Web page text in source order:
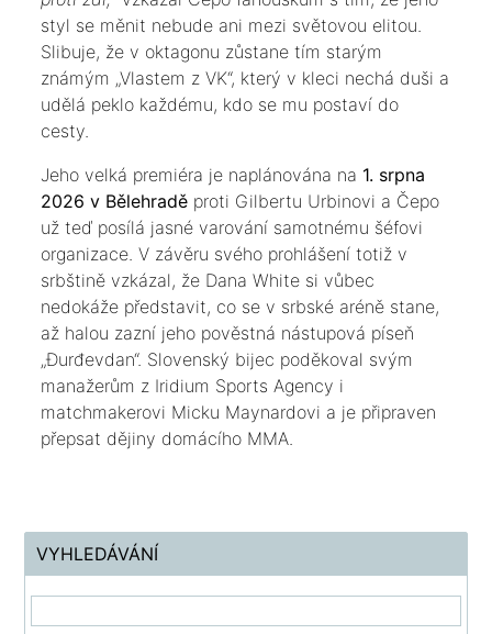
styl se měnit nebude ani mezi světovou elitou.
Slibuje, že v oktagonu zůstane tím starým
známým „Vlastem z VK“, který v kleci nechá duši a
udělá peklo každému, kdo se mu postaví do
cesty.
​Jeho velká premiéra je naplánována na 1. srpna
2026 v Bělehradě proti Gilbertu Urbinovi a Čepo
už teď posílá jasné varování samotnému šéfovi
organizace. V závěru svého prohlášení totiž v
srbštině vzkázal, že Dana White si vůbec
nedokáže představit, co se v srbské aréně stane,
až halou zazní jeho pověstná nástupová píseň
„Đurđevdan“. Slovenský bijec poděkoval svým
manažerům z Iridium Sports Agency i
matchmakerovi Micku Maynardovi a je připraven
přepsat dějiny domácího MMA.
VYHLEDÁVÁNÍ